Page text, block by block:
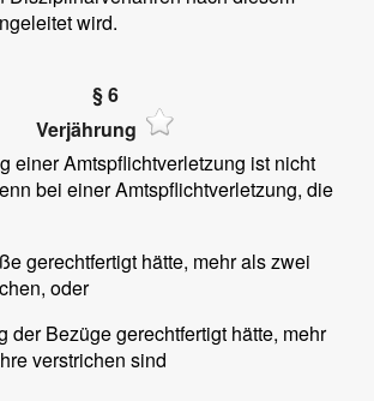
wird.
§ 6
Verjährung
einer Amtspflichtverletzung ist nicht
bei einer Amtspflichtverletzung, die
gerechtfertigt hätte, mehr als zwei
oder
der Bezüge gerechtfertigt hätte, mehr
verstrichen sind